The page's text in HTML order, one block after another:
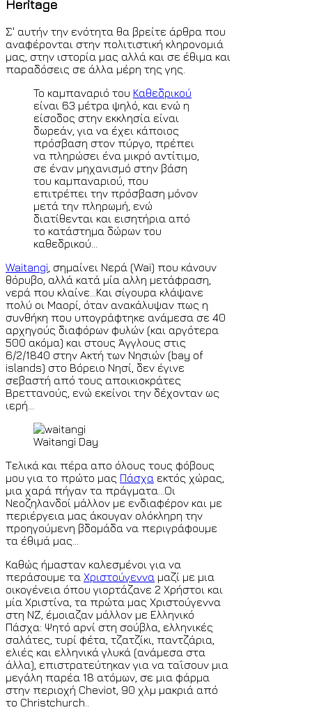
>> < Paris Monday 10th August 2026 8:22 a.m. GMT +2
all over the world by © Ion o mikros >>
Heritage
Σ' αυτήν την ενότητα θα βρείτε άρθρα που
αναφέρονται στην πολιτιστική κληρονομιά
μας, στην ιστορία μας αλλά και σε έθιμα και
παραδόσεις σε άλλα μέρη της γης.
To καμπαναριό του Καθεδρικού
είναι 63 μέτρα ψηλό, και ενώ η
είσοδος στην εκκλησία είναι
δωρεάν, για να έχει κάποιος
πρόσβαση στον πύργο, πρέπει
να πληρώσει ένα μικρό αντίτιμο,
σε έναν μηχανισμό στην βάση
του καμπαναριού, που
επιτρέπει την πρόσβαση μόνον
μετά την πληρωμή, ενώ
διατίθενται και εισητήρια από
το κατάστημα δώρων του
καθεδρικού...
Waitangi , σημαίνει Νερά (Wai) που κάνουν
θόρυβο, αλλά κατά μία αλλη μετάφραση,
νερά που κλαίνε...Και σίγουρα κλάψανε
πολύ οι Μαορί, όταν ανακάλυψαν πως η
συνθήκη που υπογράφτηκε ανάμεσα σε 40
αρχηγούς διαφόρων φυλών (και αργότερα
500 ακόμα) και στους Άγγλους στις
6/2/1840 στην Ακτή των Νησιών (bay of
islands) στο Βόρειο Νησί, δεν έγινε
σεβαστή από τους αποικιοκράτες
Βρεττανούς, ενώ εκείνοι την δέχονταν ως
ιερή...
Waitangi Day
Τελικά και πέρα απο όλους τους φόβους
μου για το πρώτο μας Πάσχα εκτός χώρας,
μια χαρά πήγαν τα πράγματα...Οι
Νεοζηλανδοί μάλλον με ενδιαφέρον και με
περιέργεια μας άκουγαν ολόκληρη την
προηγούμενη βδομάδα να περιγράφουμε
τα έθιμά μας...
Καθώς ήμασταν καλεσμένοι για να
περάσουμε τα Χριστούγεννα μαζί με μια
οικογένεια όπου γιορτάζανε 2 Χρήστοι και
μία Χριστίνα, τα πρώτα μας Χριστούγεννα
στη ΝΖ, έμοιαζαν μάλλον με Ελληνικό
Πάσχα: Ψητό αρνί στη σούβλα, ελληνικές
σαλάτες, τυρί φέτα, τζατζίκι, παντζάρια,
ελιές και ελληνικά γλυκά (ανάμεσα στα
άλλα), επιστρατεύτηκαν για να ταΐσουν μια
μεγάλη παρέα 18 ατόμων, σε μια φάρμα
στην περιοχή Cheviot, 90 χλμ μακριά από
το Christchurch..